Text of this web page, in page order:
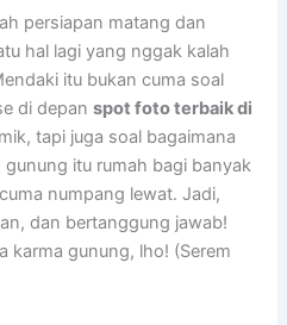
persiapan matang dan
hal lagi yang nggak kalah
itu bukan cuma soal
di depanspot foto terbaik di
tapi juga soal bagaimana
itu rumah bagi banyak
numpang lewat. Jadi,
dan bertanggung jawab!
karma gunung, lho! (Serem